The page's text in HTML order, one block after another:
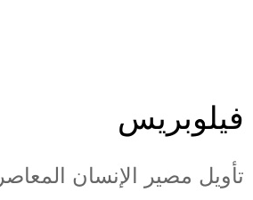
فيلوبريس
تأويل مصير الإنسان المعاصر